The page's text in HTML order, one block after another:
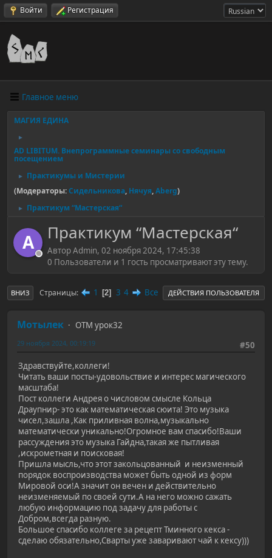
Войти Регистрация
Главное меню
МАГИЯ ЕДИНА
►
AD LIBITUM. Внепрограммные семинары со свободным
посещением
►
Практикумы и Мистерии
(Модераторы:Сидельникова, Нячуя,Aberg)
► Практикум “Мастерская“
A Практикум “Мастерская“
Автор Admin, 02 ноября 2024, 17:45:38
0 Пользователи и 1 гость просматривают эту тему.
ВНИЗ Страницы 1 2 3 4 Все ДЕЙСТВИЯ ПОЛЬЗОВАТЕЛЯ
Мотылек
ОТМ урок32
#50
29 ноября 2024, 00:19:19
Здравствуйте,коллеги!
Читать ваши посты-удовольствие и интерес магического
масштаба!
Пост коллеги Андрея о числовом смысле Кольца
Драупнир- это как математическая сюита! Это музыка
чисел,зашла ,Как приливная волна,музыкально
математически уникально!Огромное вам спасибо!Ваши
рассуждения это музыка Гайдна,такая же пытливая
,искрометная и поисковая!
Пришла мысль,что этот закольцованный и неизменный
порядок воспроизводства может быть одной из форм
Мировой оси!А значит он вечен и действительно
неизменяемый по своей сути.А на него можно сажать
любую информацию под задачу для работы с
Добром,всегда разную.
Большое спасибо коллеге за рецепт Тминного кекса -
сделаю обязательно,Сварты уже заваривают чай к кексу)))